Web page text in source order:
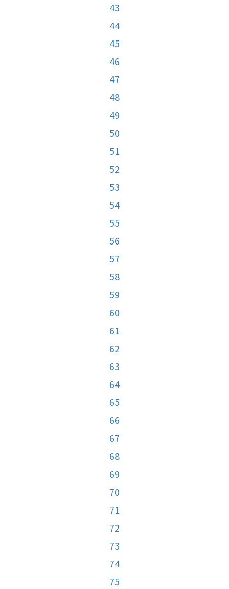
43
44
45
46
47
48
49
50
51
52
53
54
55
56
57
58
59
60
61
62
63
64
65
66
67
68
69
70
71
72
73
74
75